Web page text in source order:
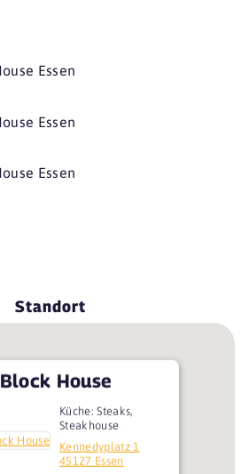
Standort
Block House
Küche: Steaks,
Steakhouse
Kennedyplatz 1
45127 Essen